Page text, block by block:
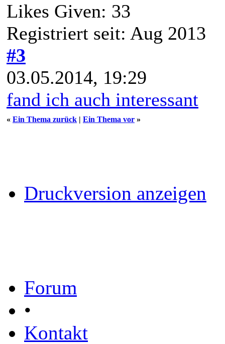
Likes Given: 33
Registriert seit: Aug 2013
#3
03.05.2014, 19:29
fand ich auch interessant
« Ein Thema zurück | Ein Thema vor »
Druckversion anzeigen
Forum
•
Kontakt